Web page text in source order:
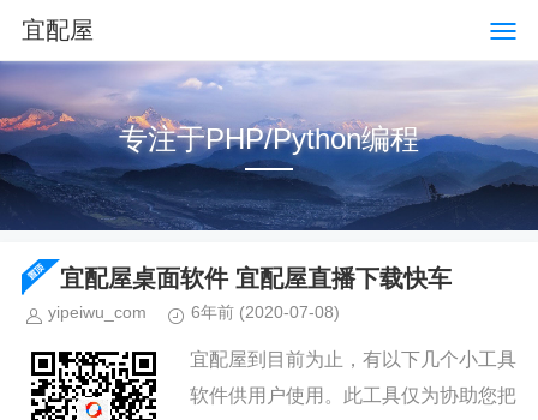
宜配屋
专注于PHP/Python编程
宜配屋桌面软件 宜配屋直播下载快车
yipeiwu_com 6年前 (2020-07-08)
宜配屋到目前为止，有以下几个小工具
软件供用户使用。此工具仅为协助您把